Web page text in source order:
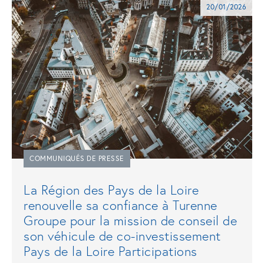
20/01/2026
COMMUNIQUÉS DE PRESSE
La Région des Pays de la Loire
renouvelle sa confiance à Turenne
Groupe pour la mission de conseil de
son véhicule de co-investissement
Pays de la Loire Participations